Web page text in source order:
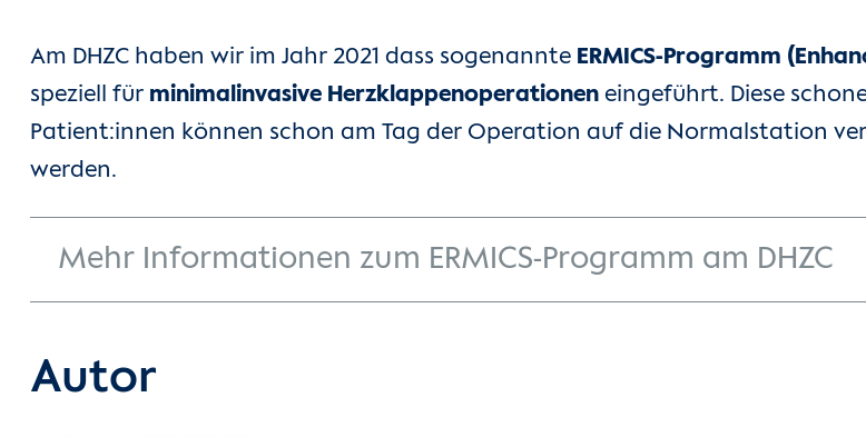
Am DHZC haben wir im Jahr 2021 dass sogenannte ERMICS-Programm
speziell für minimalinvasive Herzklappenoperationen eingeführt. Diese
Patient:innen können schon am Tag der Operation auf die Normalstation
werden.
Mehr Informationen zum ERMICS-Programm am DHZC
Autor